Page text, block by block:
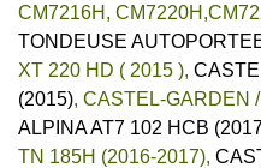
CM7216H,
TONDEUSE
XT 220 HD ( 2015 ),
(2015), CASTEL-GARDEN
ALPINA AT7 102 HCB
TN 185H (2016-2017),